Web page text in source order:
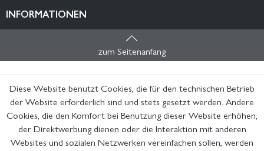
INFORMATIONEN
zum Seitenanfang
Diese Website benutzt Cookies, die für den technischen Betrieb
der Website erforderlich sind und stets gesetzt werden. Andere
Cookies, die den Komfort bei Benutzung dieser Website erhöhen,
der Direktwerbung dienen oder die Interaktion mit anderen
Websites und sozialen Netzwerken vereinfachen sollen, werden